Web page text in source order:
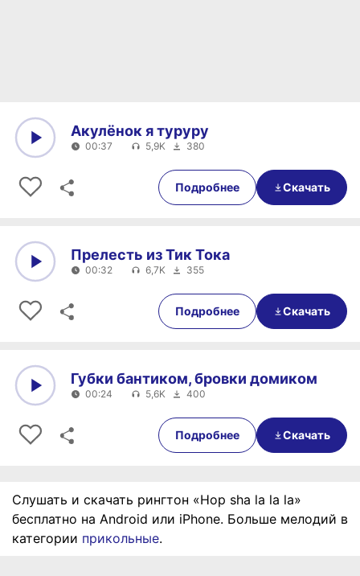
00:37
Акулёнок я туруру
00:37 5,9K 380
Подробнее Скачать
00:32
Прелесть из Тик Тока
00:32 6,7K 355
Подробнее Скачать
00:24
Губки бантиком, бровки домиком
00:24 5,6K 400
Подробнее Скачать
Слушать и скачать рингтон «Hop sha la la la»
бесплатно на Android или iPhone. Больше мелодий в
категории прикольные.